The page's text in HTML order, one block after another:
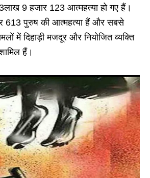
9 हजार 123 आत्महत्या हो गए हैं।
613 पुरुष की आत्महत्या हैं और सबसे
में दिहाड़ी मजदूर और नियोजित व्यक्ति
हैं।